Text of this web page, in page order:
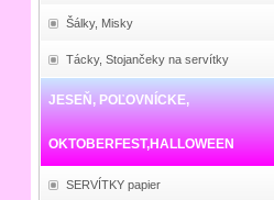
Šálky, Misky
Tácky, Stojančeky na servítky
JESEŇ, POĽOVNÍCKE,
OKTOBERFEST,HALLOWEEN
SERVÍTKY papier